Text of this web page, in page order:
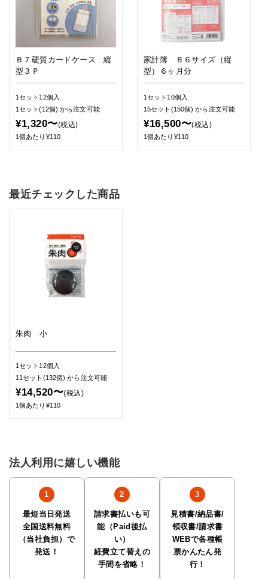
Ｂ７硬質カードケース 縦
型３Ｐ
1セット12個入
1セット(12個)から注文可能
¥1,320〜(税込)
1個あたり¥110
家計簿 Ｂ６サイズ（縦
型）６ヶ月分
1セット10個入
15セット(150個)から注文可能
¥16,500〜(税込)
1個あたり¥110
最近チェックした商品
朱肉 小
1セット12個入
11セット(132個)から注文可能
¥14,520〜(税込)
1個あたり¥110
法人利用に嬉しい機能
最短当日発送
全国送料無料
（当社負担）で
発送！
請求書払いも可
能（Paid後払
い）
経費立て替えの
手間を省略！
見積書/納品書/
領収書/請求書
WEBで各種帳
票かんたん発
行！